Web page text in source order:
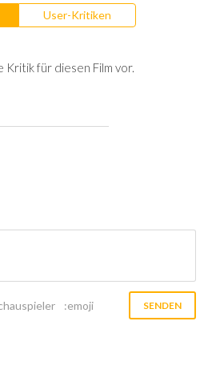
User-Kritiken
Kritik für diesen Film vor.
:emoji